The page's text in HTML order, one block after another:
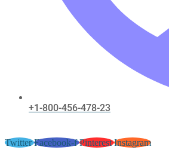
+1-800-456-478-23
Twitter Facebook-f Pinterest Instagram